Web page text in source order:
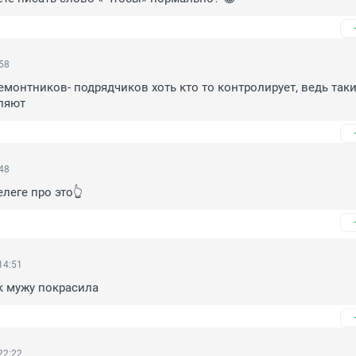
подрядчиков хоть кто то контролирует, ведь
про это👆
мужу покрасила